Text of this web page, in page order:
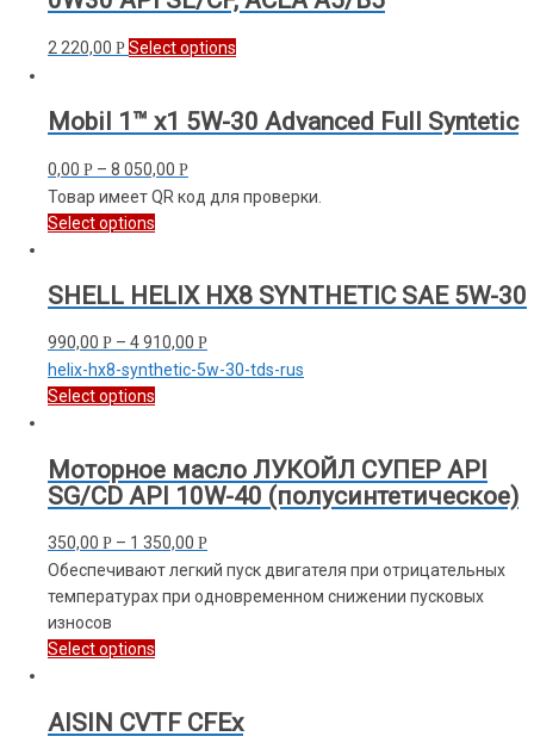
2 220,00 Р Select options
Mobil 1™ x1 5W-30 Advanced Full Syntetic
0,00 Р – 8 050,00 Р
Товар имеет QR код для проверки.
Select options
SHELL HELIX HX8 SYNTHETIC SAE 5W-30
990,00 Р – 4 910,00 Р
helix-hx8-synthetic-5w-30-tds-rus
Select options
Моторное масло ЛУКОЙЛ СУПЕР API
SG/CD API 10W-40 (полусинтетическое)
350,00 Р – 1 350,00 Р
Обеспечивают легкий пуск двигателя при отрицательных
температурах при одновременном снижении пусковых
износов
Select options
AISIN CVTF CFEx